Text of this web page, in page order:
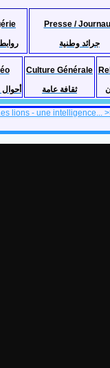
Presse /
جرائد وطنية
Culture Générale
ثقافة عامة
lions - une intelligence...